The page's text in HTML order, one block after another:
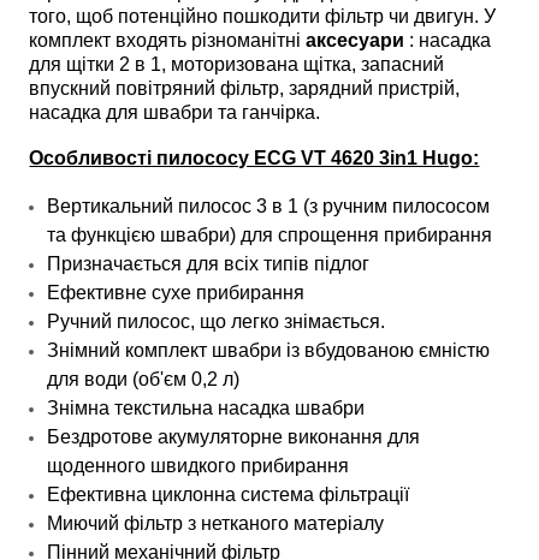
того, щоб потенційно пошкодити фільтр чи двигун. У
комплект входять різноманітніаксесуари : насадка
для щітки 2 в 1, моторизована щітка, запасний
впускний повітряний фільтр, зарядний пристрій,
насадка для швабри та ганчірка.
Особливості пилососу ECG VT 4620 3in1 Hugo:
Вертикальний пилосос 3 в 1 (з ручним пилососом
та функцією швабри) для спрощення прибирання
Призначається для всіх типів підлог
Ефективне сухе прибирання
Ручний пилосос, що легко знімається.
Знімний комплект швабри із вбудованою ємністю
для води (об'єм 0,2 л)
Знімна текстильна насадка швабри
Бездротове акумуляторне виконання для
щоденного швидкого прибирання
Ефективна циклонна система фільтрації
Миючий фільтр з нетканого матеріалу
Пінний механічний фільтр